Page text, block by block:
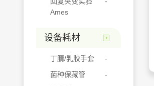
Ames
设备耗材
丁腈/乳胶手套
菌种保藏管